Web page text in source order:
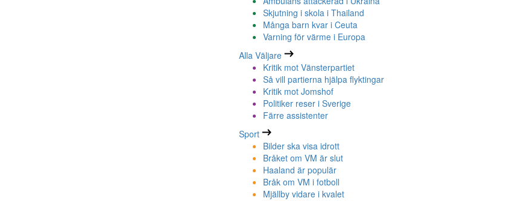
Skjutning i skola i Thailand
Många barn kvar i Ceuta
Varning för värme i Europa
Alla Väljare
Kritik mot Vänsterpartiet
Så vill partierna hjälpa flyktingar
Kritik mot Jomshof
Politiker reser i Sverige
Färre assistenter
Sport
Bilder ska visa idrott
Bråket om VM är slut
Haaland är populär
Bråk om VM i fotboll
Mjällby vidare i kvalet